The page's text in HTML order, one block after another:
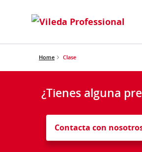
Home Clase
¿Tienes alguna
Contacta con